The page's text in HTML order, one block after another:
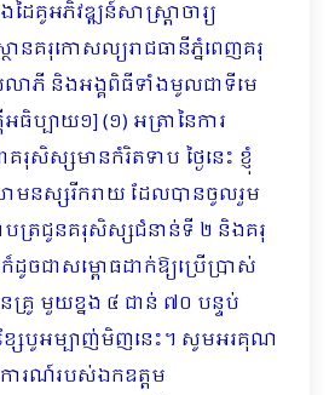
គូអភិវឌ្ឍន៍សាស្រ្តាចារ្យ
ានគរុកោសល្យរាជធានីភ្នំពេញគរុ
ភី និងអង្គពិធីទាំងមូលជាទីមេ
អធិប្បាយ១] (១) អត្រានៃការ
រុសិស្សមានកំរិតទាប ថ្ងៃនេះ ខ្ញុំ
មនស្សរីករាយ ដែលបានចូលរួម
ត្រជូនគរុសិស្សជំនាន់ទី ២ និងគរុ
ចជាសម្ពោធដាក់ឱ្យប្រើប្រាស់
នគ្រូ មួយខ្នង ៤ ជាន់ ៧០ បន្ទប់
សែបូអម្បាញ់មិញនេះ។ សូមអរគុណ
រណ៍របស់ឯកឧត្តម